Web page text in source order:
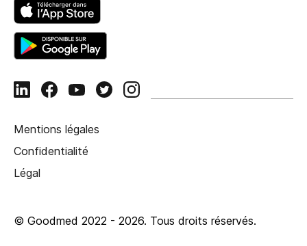
Mentions légales
Confidentialité
Légal
© Goodmed 2022 - 2026. Tous droits réservés.